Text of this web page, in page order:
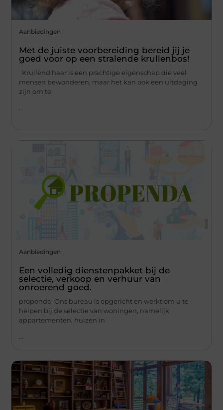
Aanbiedingen
Met de juiste voorbereiding bereid jij je
goed voor op een stralende krullenbos!
Krullend haar is een prachtige eigenschap die veel
mensen bewonderen, maar het kan ook een uitdaging
zijn om te
Aanbiedingen
Een volledig dienstenpakket bij de
selectie, verkoop en verhuur van
onroerend goed.
propenda Ons bureau is opgericht en werkt om u te
helpen bij de selectie van woningen, namelijk
appartementen, huizen in
...